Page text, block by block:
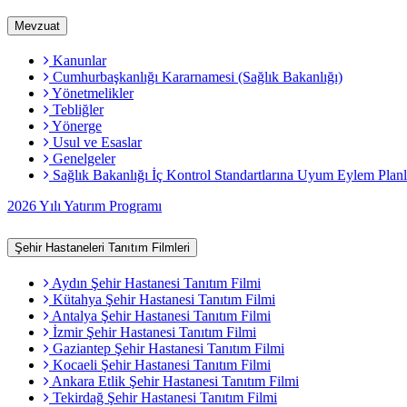
Mevzuat
Kanunlar
Cumhurbaşkanlığı Kararnamesi (Sağlık Bakanlığı)
Yönetmelikler
Tebliğler
Yönerge
Usul ve Esaslar
Genelgeler
Sağlık Bakanlığı İç Kontrol Standartlarına Uyum Eylem
2026 Yılı Yatırım Programı
Şehir Hastaneleri Tanıtım Filmleri
Aydın Şehir Hastanesi Tanıtım Filmi
Kütahya Şehir Hastanesi Tanıtım Filmi
Antalya Şehir Hastanesi Tanıtım Filmi
İzmir Şehir Hastanesi Tanıtım Filmi
Gaziantep Şehir Hastanesi Tanıtım Filmi
Kocaeli Şehir Hastanesi Tanıtım Filmi
Ankara Etlik Şehir Hastanesi Tanıtım Filmi
Tekirdağ Şehir Hastanesi Tanıtım Filmi